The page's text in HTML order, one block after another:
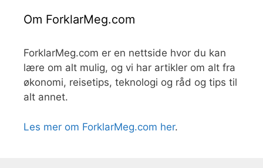
Om ForklarMeg.com
ForklarMeg.com er en nettside hvor du kan
lære om alt mulig, og vi har artikler om alt fra
økonomi, reisetips, teknologi og råd og tips til
alt annet.
Les mer om ForklarMeg.com her.